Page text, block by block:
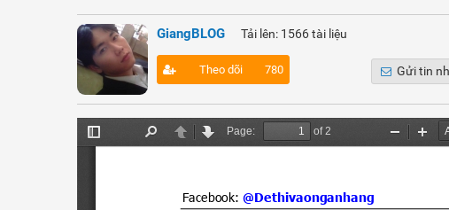
GiangBLOG Tải lên: 1566 tài liệu
Theo dõi 780 Gửi tin